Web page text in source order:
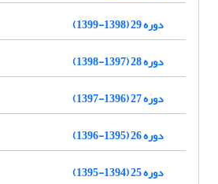
دوره 29 (1398-1399)
دوره 28 (1397-1398)
دوره 27 (1396-1397)
دوره 26 (1395-1396)
دوره 25 (1394-1395)